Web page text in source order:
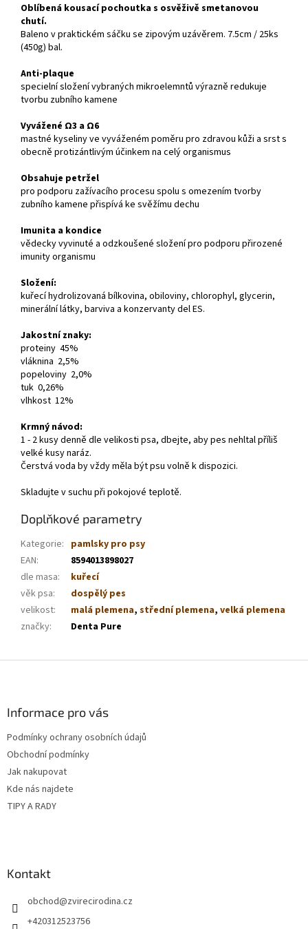
Oblíbená kousací pochoutka s osvěživě smetanovou
chutí.
Baleno v praktickém sáčku se zipovým uzávěrem. 7.5cm / 25ks
(450g) bal.
Anti-plaque
specielní složení vybraných mikroelemntů výrazně redukuje
tvorbu zubního kamene
Vyvážené Ω3 a Ω6
mastné kyseliny ve vyváženém poměru pro zdravou kůži a srst s
obecně protizántlivým účinkem na celý organismus
Obsahuje petržel
pro podporu zažívacího procesu spolu s omezením tvorby
zubního kamene přispívá ke svěžímu dechu
Imunita a kondice
vědecky vyvinuté a odzkoušené složení pro podporu přirozené
imunity organismu
Složení:
kuřecí hydrolizovaná bílkovina, obiloviny, chlorophyl, glycerin,
minerální látky, barviva a konzervanty del ES.
Jakostní znaky:
proteiny 45%
vláknina 2,5%
popeloviny 2,0%
tuk 0,26%
vlhkost 12%
Krmný návod:
1 - 2 kusy denně dle velikosti psa, dbejte, aby pes nehltal příliš
velké kusy naráz.
Čerstvá voda by vždy měla být psu volně k dispozici.
Skladujte v suchu při pokojové teplotě.
Doplňkové parametry
Kategorie: pamlsky pro psy
EAN:
8594013898027
dle masa:
kuřecí
věk psa:
dospělý pes
velikost: malá plemena, střední plemena, velká plemena
značky: Denta Pure
Informace pro vás
Podmínky ochrany osobních údajů
Obchodní podmínky
Jak nakupovat
Kde nás najdete
TIPY A RADY
Kontakt
obchod@zvirecirodina.cz
+420312523756